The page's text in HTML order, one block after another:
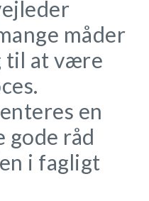
måder
til at være
en
råd
i fagligt